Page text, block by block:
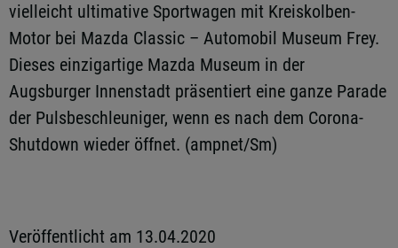
vielleicht ultimative Sportwagen mit Kreiskolben-
Motor bei Mazda Classic – Automobil Museum Frey.
Dieses einzigartige Mazda Museum in der
Augsburger Innenstadt präsentiert eine ganze Parade
der Pulsbeschleuniger, wenn es nach dem Corona-
Shutdown wieder öffnet. (ampnet/Sm)
Veröffentlicht am 13.04.2020